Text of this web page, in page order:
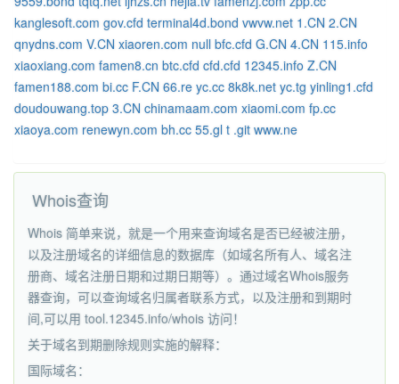
kanglesoft.com gov.cfd terminal4d.bond vwvw.net 1.CN 2.CN
qnydns.com V.CN xiaoren.com null bfc.cfd G.CN 4.CN 115.info
xiaoxiang.com famen8.cn btc.cfd cfd.cfd 12345.info Z.CN
famen188.com bi.cc F.CN 66.re yc.cc 8k8k.net yc.tg yinling1.cfd
doudouwang.top 3.CN chinamaam.com xiaomi.com fp.cc
xiaoya.com renewyn.com bh.cc 55.gl t .git www.ne
Whois查询
Whois 简单来说，就是一个用来查询域名是否已经被注册，
以及注册域名的详细信息的数据库（如域名所有人、域名注
册商、域名注册日期和过期日期等）。通过域名Whois服务
器查询，可以查询域名归属者联系方式，以及注册和到期时
间,可以用 tool.12345.info/whois 访问！
关于域名到期删除规则实施的解释：
国际域名：